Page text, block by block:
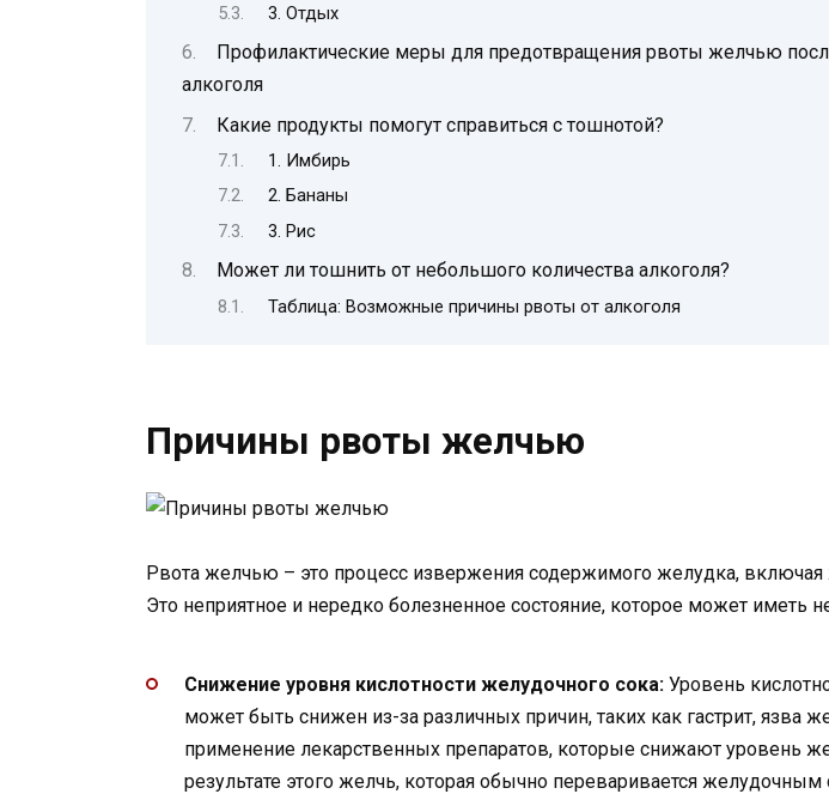
3. Отдых
Профилактические меры для предотвращения рвоты желчью
алкоголя
Какие продукты помогут справиться с тошнотой?
1. Имбирь
2. Бананы
3. Рис
Может ли тошнить от небольшого количества алкоголя?
Таблица: Возможные причины рвоты от алкоголя
Причины рвоты желчью
Рвота желчью – это процесс извержения содержимого желудка, включая
Это неприятное и нередко болезненное состояние, которое может иметь
Снижение уровня кислотности желудочного сока: Уровень
может быть снижен из-за различных причин, таких как гастрит, язва
применение лекарственных препаратов, которые снижают уровень
результате этого желчь, которая обычно переваривается